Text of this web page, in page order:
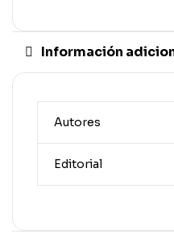
Información
Autores
Editorial